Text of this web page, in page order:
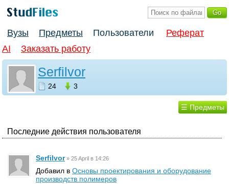
Вузы Предметы Пользователи
Реферат
AI
Заказать работу
Serfilvor
24 3
☰ Предметы
Последние действия пользователя
Serfilvor» 25 April в 14:26
Добавил в Основы проектирования и оборудование
производств полимеров